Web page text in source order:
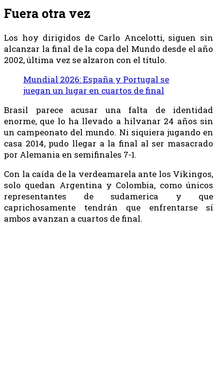
Fuera otra vez
Los hoy dirigidos de Carlo Ancelotti, siguen sin
alcanzar la final de la copa del Mundo desde el año
2002, última vez se alzaron con el título.
Mundial 2026: España y Portugal se
juegan un lugar en cuartos de final
Brasil parece acusar una falta de identidad
enorme, que lo ha llevado a hilvanar 24 años sin
un campeonato del mundo. Ni siquiera jugando en
casa 2014, pudo llegar a la final al ser masacrado
por Alemania en semifinales 7-1.
Con la caída de la verdeamarela ante los Vikingos,
solo quedan Argentina y Colombia, como únicos
representantes de sudamerica y que
caprichosamente tendrán que enfrentarse sí
ambos avanzan a cuartos de final.